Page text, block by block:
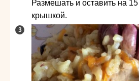
Размешать и оставить на
крышкой.